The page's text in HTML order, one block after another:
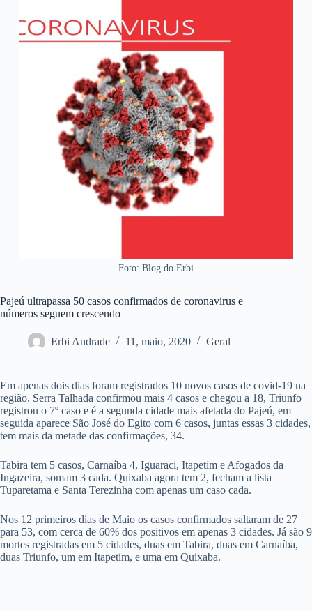
Foto: Blog do Erbi
Pajeú ultrapassa 50 casos confirmados de coronavirus e
números seguem crescendo
Erbi Andrade 11, maio, 2020 Geral
Em apenas dois dias foram registrados 10 novos casos de covid-19 na
região. Serra Talhada confirmou mais 4 casos e chegou a 18, Triunfo
registrou o 7º caso e é a segunda cidade mais afetada do Pajeú, em
seguida aparece São José do Egito com 6 casos, juntas essas 3 cidades,
tem mais da metade das confirmações, 34.
Tabira tem 5 casos, Carnaíba 4, Iguaraci, Itapetim e Afogados da
Ingazeira, somam 3 cada. Quixaba agora tem 2, fecham a lista
Tuparetama e Santa Terezinha com apenas um caso cada.
Nos 12 primeiros dias de Maio os casos confirmados saltaram de 27
para 53, com cerca de 60% dos positivos em apenas 3 cidades. Já são 9
mortes registradas em 5 cidades, duas em Tabira, duas em Carnaíba,
duas Triunfo, um em Itapetim, e uma em Quixaba.